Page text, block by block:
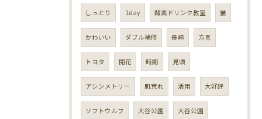
しっとり 1day 酵素ドリンク教室 猫
かわいい ダブル補修 長崎 方言
トヨタ 開花 時期 見頃
アシンメトリー 肌荒れ 活用 大好評
ソフトウルフ 大谷公園 大谷公園